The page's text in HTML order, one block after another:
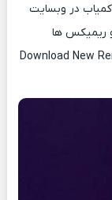
در وبسایت
ریمیکس ها
Download New